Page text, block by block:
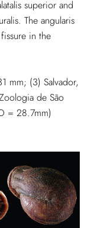
superior and
The angularis
in the
mm; (3) Salvador,
de São
= 28.7mm)